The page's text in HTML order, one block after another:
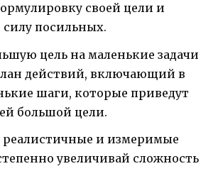
своей цели и
посильных.
цель на маленькие задачи
действий, включающий в
шаги, которые приведут
большой цели.
реалистичные и измеримые
увеличивай сложность